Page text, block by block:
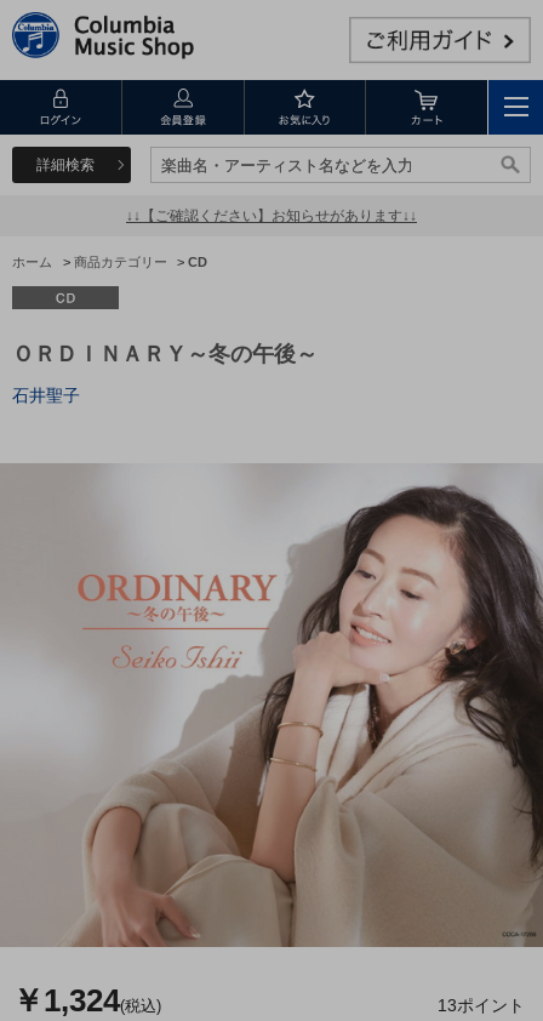
詳細検索 楽曲名・アーティスト名などを入力
楽曲名・アーティスト名などを入力
↓↓【ご確認ください】お知らせがあります↓↓
ホーム > 商品カテゴリー > CD
ＯＲＤＩＮＡＲＹ～冬の午後～
石井聖子
￥1,324(税込) 13ポイント